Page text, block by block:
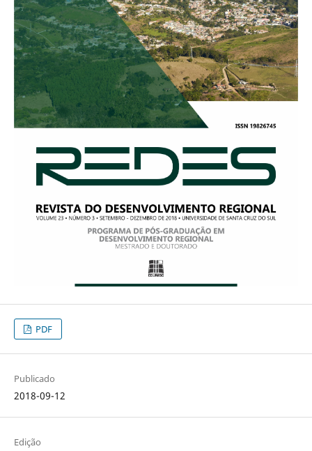
PDF
Publicado
2018-09-12
Edição